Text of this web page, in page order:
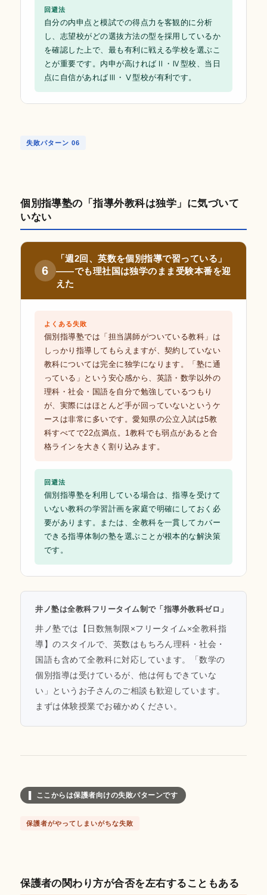
回避法
自分の内申点と模試での得点力を客観的に分析
し、志望校がどの選抜方法の型を採用しているか
を確認した上で、最も有利に戦える学校を選ぶこ
とが重要です。内申が高ければⅡ・Ⅳ型校、当日
点に自信があればⅢ・Ⅴ型校が有利です。
失敗パターン 06
個別指導塾の「指導外教科は独学」に気づいて
いない
6
「週2回、英数を個別指導で習っている」
——でも理社国は独学のまま受験本番を迎
えた
よくある失敗
個別指導塾では「担当講師がついている教科」は
しっかり指導してもらえますが、契約していない
教科については完全に独学になります。「塾に通
っている」という安心感から、英語・数学以外の
理科・社会・国語を自分で勉強しているつもり
が、実際にはほとんど手が回っていないというケ
ースは非常に多いです。愛知県の公立入試は5教
科すべてで22点満点。1教科でも弱点があると合
格ラインを大きく割り込みます。
回避法
個別指導塾を利用している場合は、指導を受けて
いない教科の学習計画を家庭で明確にしておく必
要があります。または、全教科を一貫してカバー
できる指導体制の塾を選ぶことが根本的な解決策
です。
井ノ塾は全教科フリータイム制で「指導外教科ゼロ」
井ノ塾では【日数無制限×フリータイム×全教科指
導】のスタイルで、英数はもちろん理科・社会・
国語も含めて全教科に対応しています。「数学の
個別指導は受けているが、他は何もできていな
い」というお子さんのご相談も歓迎しています。
まずは体験授業でお確かめください。
▌ ここからは保護者向けの失敗パターンです
保護者がやってしまいがちな失敗
保護者の関わり方が合否を左右することもある